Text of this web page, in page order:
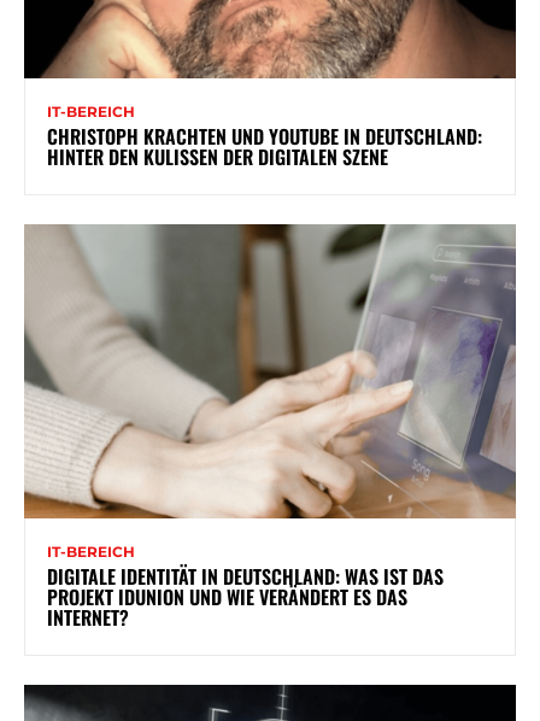
IT-BEREICH
CHRISTOPH KRACHTEN UND YOUTUBE IN DEUTSCHLAND:
HINTER DEN KULISSEN DER DIGITALEN SZENE
IT-BEREICH
DIGITALE IDENTITÄT IN DEUTSCHLAND: WAS IST DAS
PROJEKT IDUNION UND WIE VERÄNDERT ES DAS
INTERNET?